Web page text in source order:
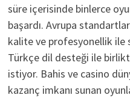
süre içerisinde binlerce
başardı. Avrupa
kalite ve profesyonellik ile
Türkçe dil desteği ile
istiyor. Bahis ve casino
kazanç imkanı sunan